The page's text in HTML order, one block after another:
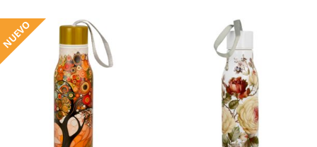
NUEVO